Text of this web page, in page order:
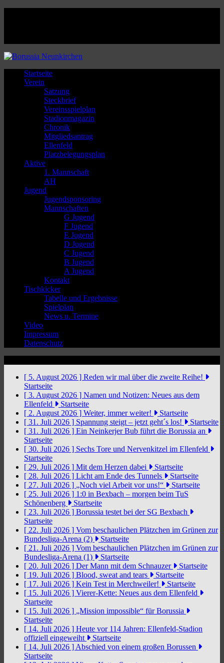
Startseite
Verein
Satzung
Steckbrief
Vereinsspielplan
Stadionmagazin
Chronik
Mitgliedsantrag
Ellenfeld
Platzbelegungsplan
Aktive
1. Mannschaft
AH
Jugend
Jugendsponsoring
Mannschaften
G Jugend
F Jugend
E Jugend
D Jugend
C Jugend
B Jugend
A Jugend
Kontakt
Tischkicker
Tabelle und Ergebnisse
Spielplan
News u. Termine
Video
Impressum
Datenschutz
[ 5. August 2026 ] Reden wir mal über die zweite Reihe!
Startseite
[ 3. August 2026 ] Namen und Notizen: Neues aus dem
Ellenfeld
Startseite
[ 2. August 2026 ] Weiter, immer weiter!
Startseite
[ 31. Juli 2026 ] Spannung steigt – jetzt geht´s los!
Startseite
[ 31. Juli 2026 ] Ein Neinkerjer Bub führt die Borussia an
Startseite
[ 30. Juli 2026 ] Sechs Tore und Nervenkitzel im Ellenfeld
Startseite
[ 29. Juli 2026 ] Mit dem Herzen dabei
Startseite
[ 28. Juli 2026 ] Licht am Ende des Tunnels
Startseite
[ 27. Juli 2026 ] „Noch viel Arbeit vor uns!“
Startseite
[ 25. Juli 2026 ] 1:0 in Bexbach – morgen beim TuS
Schönenberg
Startseite
[ 23. Juli 2026 ] Borussia testet bei der SG Bexbach
Startseite
[ 22. Juli 2026 ] Vom beschaulichen Plätzchen im Grünen zur
Bundesliga-Arena (2)
Startseite
[ 21. Juli 2026 ] Vom beschaulichen Plätzchen im Grünen zur
Bundesliga-Arena (1)
Startseite
[ 20. Juli 2026 ] Der Mann mit dem Schnauzer
Startseite
[ 19. Juli 2026 ] Blood, sweat and tears
Startseite
[ 17. Juli 2026 ] Kein Test in Merchweiler!
Startseite
[ 15. Juli 2026 ] Vierer-Kette: Neues aus dem Ellenfeld
Startseite
[ 15. Juli 2026 ] „Mission impossible“ für Borussia
Startseite
[ 14. Juli 2026 ] Heute vor 114 Jahren: Ellenfeld-Stadion
offiziell eingeweiht
Startseite
[ 14. Juli 2026 ] Abschied von einem großen Borussen
Startseite